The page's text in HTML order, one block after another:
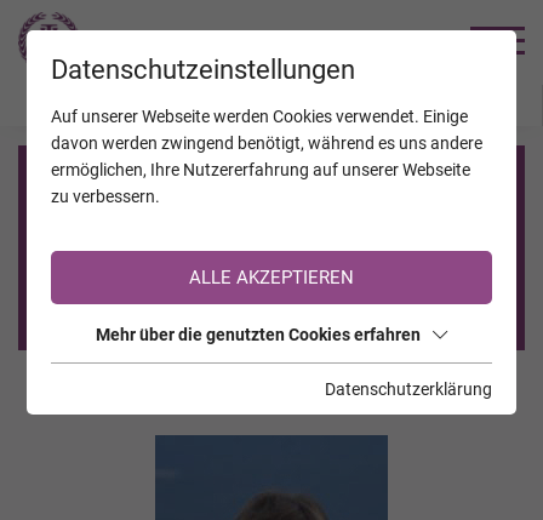
Registrierung auf TrauerHilfe.it
Sie sind noch nicht auf TrauerHilfe.it registriert?
>> zur kostenlosen Registrierung <<
Datenschutzeinstellungen
Auf unserer Webseite werden Cookies verwendet. Einige
davon werden zwingend benötigt, während es uns andere
ermöglichen, Ihre Nutzererfahrung auf unserer Webseite
zu verbessern.
ALLE AKZEPTIEREN
Mehr über die genutzten Cookies erfahren
Datenschutzerklärung
JAHRESTAGE KALENDER VERSTORBENE